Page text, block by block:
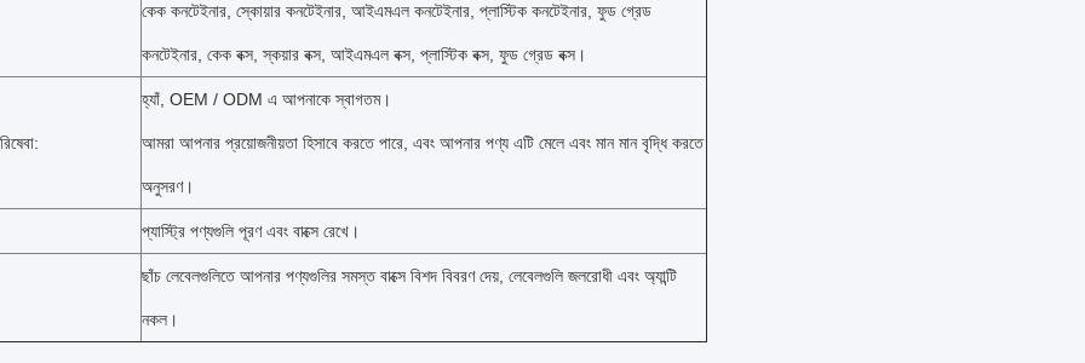
কেক কনটেইনার, স্কোয়ার কনটেইনার, আইএমএল কনটেইনার, প্লাস্টিক কনটেইনার, ফুড গ্রেড
কনটেইনার, কেক বক্স, স্কয়ার বক্স, আইএমএল বক্স, প্লাস্টিক বক্স, ফুড গ্রেড বক্স।
হ্যাঁ, OEM / ODM এ আপনাকে স্বাগতম।
আমরা আপনার প্রয়োজনীয়তা হিসাবে করতে পারে, এবং আপনার পণ্য এটি মেলে এবং মান মান বৃদ্ধি করতে
অনুসরণ।
প্যাস্ট্রি পণ্যগুলি পূরণ এবং বাক্সে রেখে।
ছাঁচ লেবেলগুলিতে আপনার পণ্যগুলির সমস্ত বাক্সে বিশদ বিবরণ দেয়, লেবেলগুলি জলরোধী এবং অ্যান্টি
নকল।